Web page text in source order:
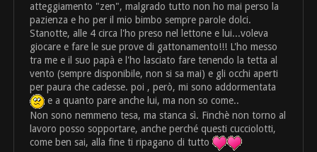
atteggiamento "zen", malgrado tutto non ho mai perso la
pazienza e ho per il mio bimbo sempre parole dolci.
Stanotte, alle 4 circa l'ho preso nel lettone e lui...voleva
giocare e fare le sue prove di gattonamento!!! L'ho messo
tra me e il suo papà e l'ho lasciato fare tenendo la tetta al
vento (sempre disponibile, non si sa mai) e gli occhi aperti
per paura che cadesse. poi , però, mi sono addormentata
e a quanto pare anche lui, ma non so come..
Non sono nemmeno tesa, ma stanca sì. Finchè non torno al
lavoro posso sopportare, anche perché questi cucciolotti,
come ben sai, alla fine ti ripagano di tutto